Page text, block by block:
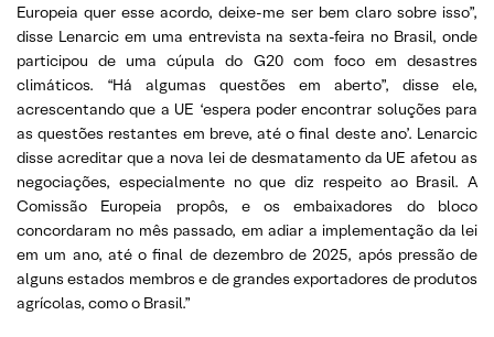
Europeia quer esse acordo, deixe-me ser bem claro sobre isso”,
disse Lenarcic em uma entrevista na sexta-feira no Brasil, onde
participou de uma cúpula do G20 com foco em desastres
climáticos. “Há algumas questões em aberto”, disse ele,
acrescentando que a UE ‘espera poder encontrar soluções para
as questões restantes em breve, até o final deste ano’. Lenarcic
disse acreditar que a nova lei de desmatamento da UE afetou as
negociações, especialmente no que diz respeito ao Brasil. A
Comissão Europeia propôs, e os embaixadores do bloco
concordaram no mês passado, em adiar a implementação da lei
em um ano, até o final de dezembro de 2025, após pressão de
alguns estados membros e de grandes exportadores de produtos
agrícolas, como o Brasil.”